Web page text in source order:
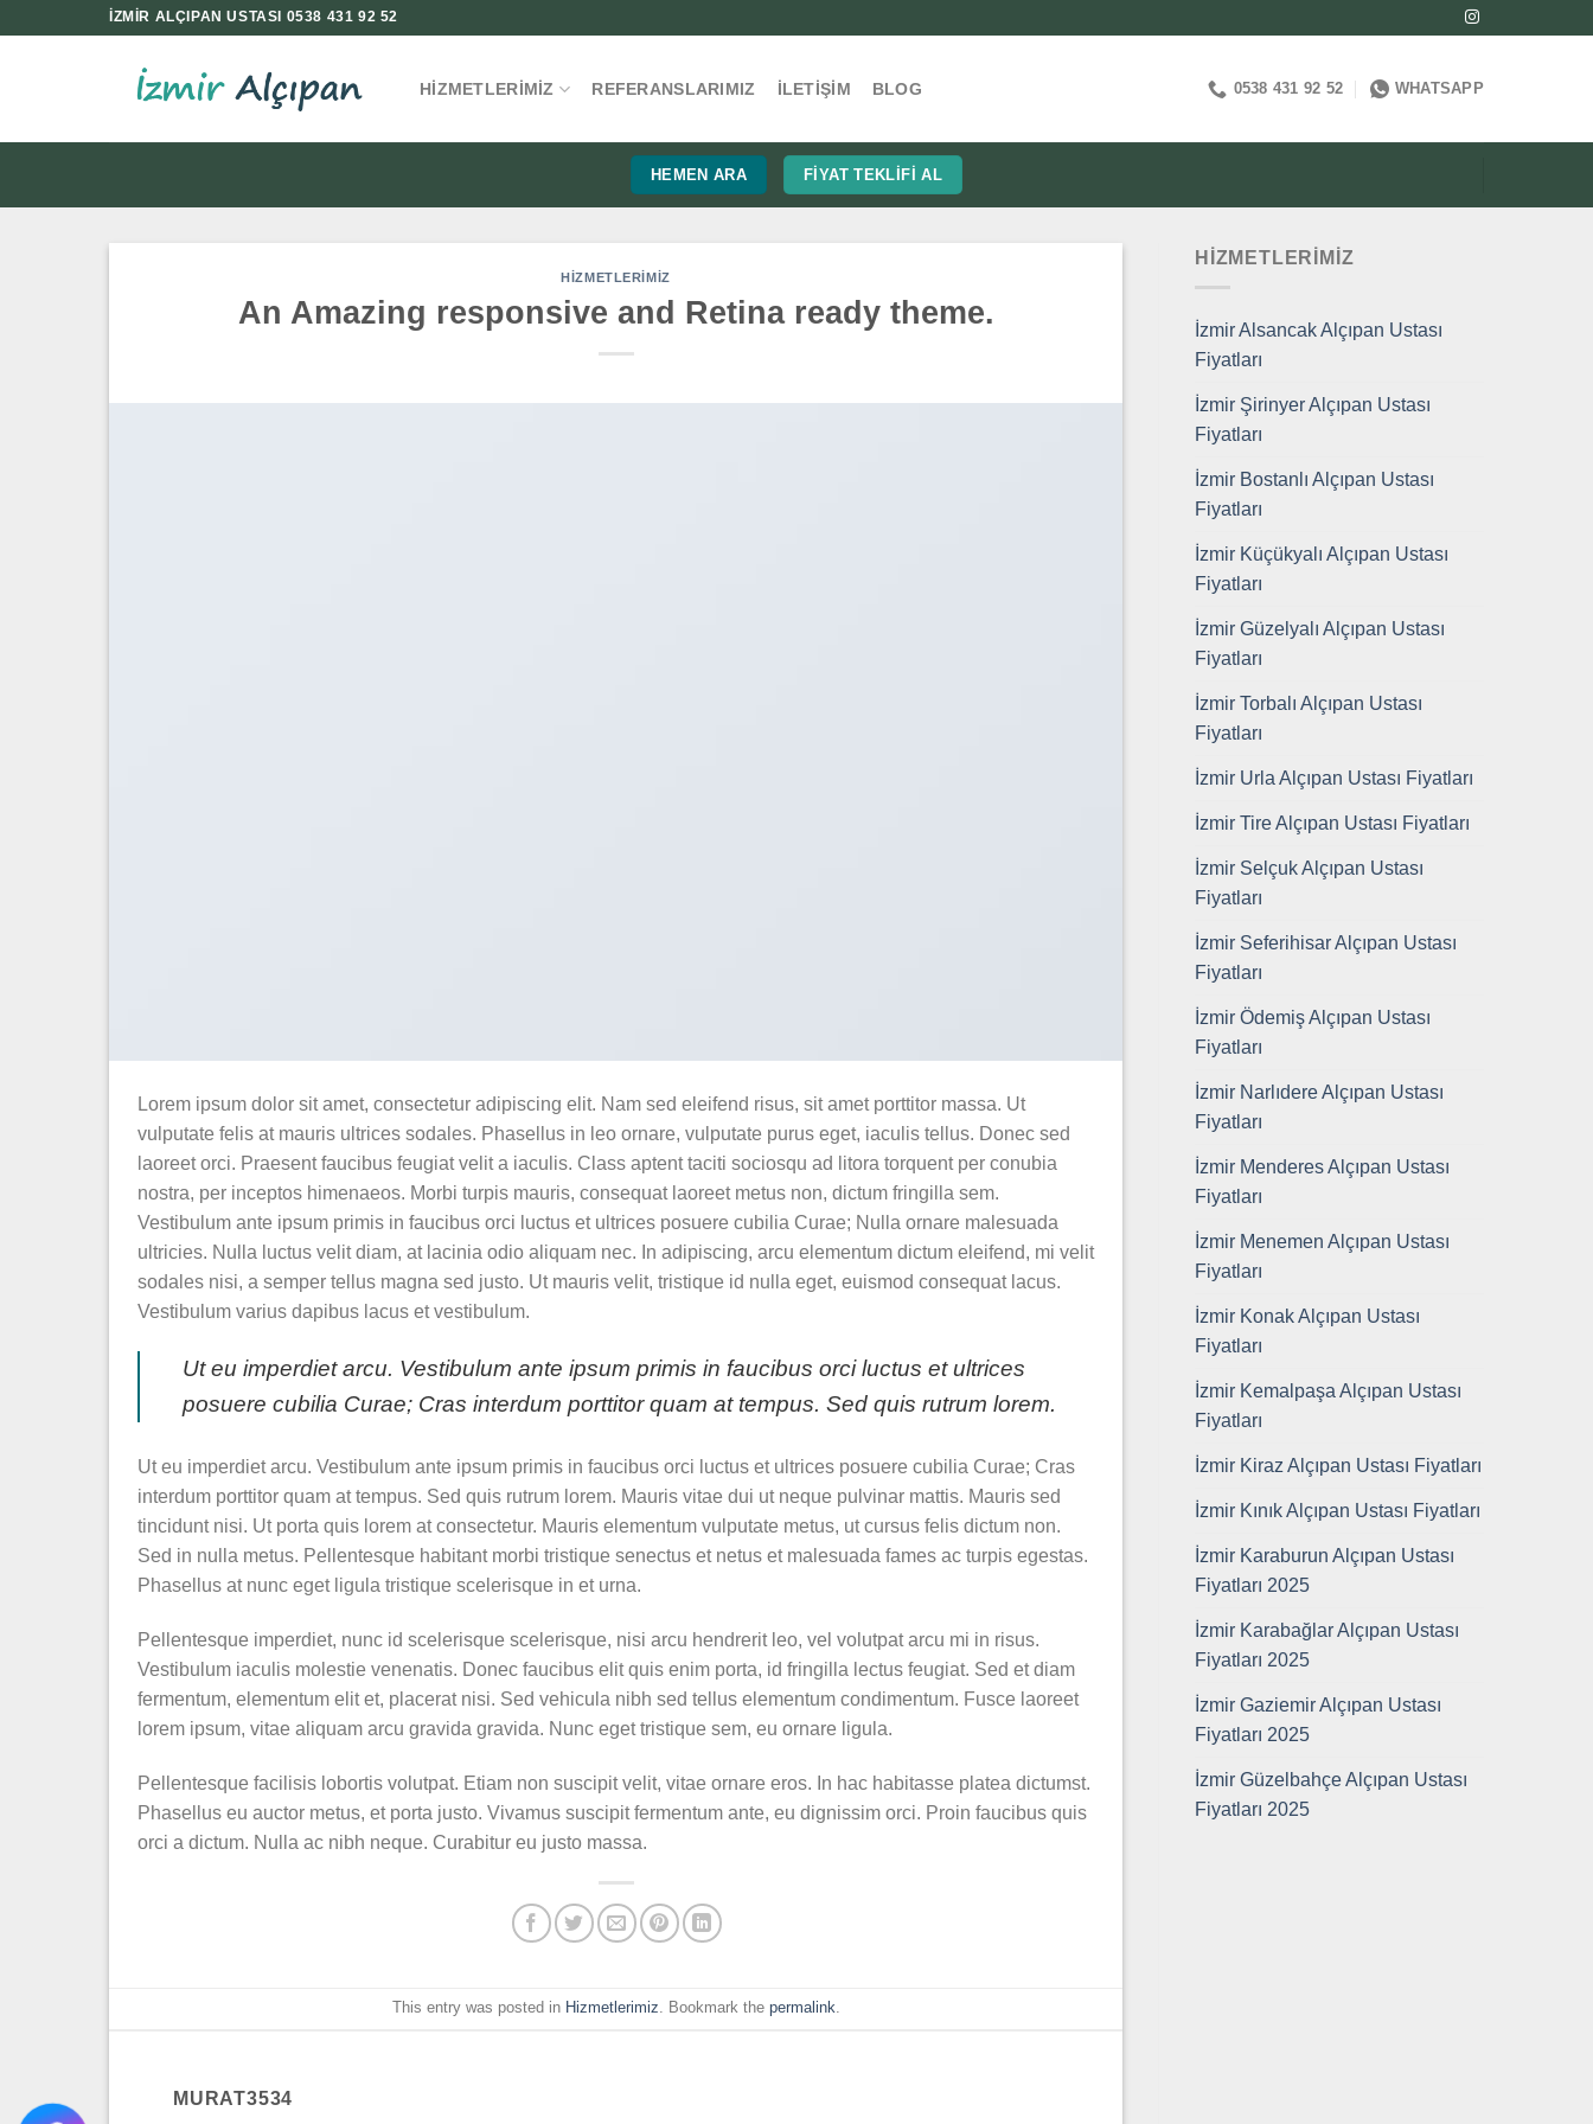
İZMİR ALÇIPAN USTASI 0538 431 92 52
HIZMETLERIMIZ REFERANSLARIMIZ İLETIŞIM BLOG 0538 431 92 52 WHATSAPP
HEMEN ARA FIYAT TEKLIFI AL
HIZMETLERIMIZ
An Amazing responsive and Retina ready theme.
Lorem ipsum dolor sit amet, consectetur adipiscing elit. Nam sed eleifend risus, sit amet porttitor massa. Ut
vulputate felis at mauris ultrices sodales. Phasellus in leo ornare, vulputate purus eget, iaculis tellus. Donec sed
laoreet orci. Praesent faucibus feugiat velit a iaculis. Class aptent taciti sociosqu ad litora torquent per conubia
nostra, per inceptos himenaeos. Morbi turpis mauris, consequat laoreet metus non, dictum fringilla sem.
Vestibulum ante ipsum primis in faucibus orci luctus et ultrices posuere cubilia Curae; Nulla ornare malesuada
ultricies. Nulla luctus velit diam, at lacinia odio aliquam nec. In adipiscing, arcu elementum dictum eleifend, mi velit
sodales nisi, a semper tellus magna sed justo. Ut mauris velit, tristique id nulla eget, euismod consequat lacus.
Vestibulum varius dapibus lacus et vestibulum.
Ut eu imperdiet arcu. Vestibulum ante ipsum primis in faucibus orci luctus et ultrices
posuere cubilia Curae; Cras interdum porttitor quam at tempus. Sed quis rutrum lorem.
Ut eu imperdiet arcu. Vestibulum ante ipsum primis in faucibus orci luctus et ultrices posuere cubilia Curae; Cras
interdum porttitor quam at tempus. Sed quis rutrum lorem. Mauris vitae dui ut neque pulvinar mattis. Mauris sed
tincidunt nisi. Ut porta quis lorem at consectetur. Mauris elementum vulputate metus, ut cursus felis dictum non.
Sed in nulla metus. Pellentesque habitant morbi tristique senectus et netus et malesuada fames ac turpis egestas.
Phasellus at nunc eget ligula tristique scelerisque in et urna.
Pellentesque imperdiet, nunc id scelerisque scelerisque, nisi arcu hendrerit leo, vel volutpat arcu mi in risus.
Vestibulum iaculis molestie venenatis. Donec faucibus elit quis enim porta, id fringilla lectus feugiat. Sed et diam
fermentum, elementum elit et, placerat nisi. Sed vehicula nibh sed tellus elementum condimentum. Fusce laoreet
lorem ipsum, vitae aliquam arcu gravida gravida. Nunc eget tristique sem, eu ornare ligula.
Pellentesque facilisis lobortis volutpat. Etiam non suscipit velit, vitae ornare eros. In hac habitasse platea dictumst.
Phasellus eu auctor metus, et porta justo. Vivamus suscipit fermentum ante, eu dignissim orci. Proin faucibus quis
orci a dictum. Nulla ac nibh neque. Curabitur eu justo massa.
This entry was posted in Hizmetlerimiz. Bookmark the permalink.
MURAT3534
HIZMETLERIMIZ
İzmir Alsancak Alçıpan Ustası
Fiyatları
İzmir Şirinyer Alçıpan Ustası
Fiyatları
İzmir Bostanlı Alçıpan Ustası
Fiyatları
İzmir Küçükyalı Alçıpan Ustası
Fiyatları
İzmir Güzelyalı Alçıpan Ustası
Fiyatları
İzmir Torbalı Alçıpan Ustası
Fiyatları
İzmir Urla Alçıpan Ustası Fiyatları
İzmir Tire Alçıpan Ustası Fiyatları
İzmir Selçuk Alçıpan Ustası
Fiyatları
İzmir Seferihisar Alçıpan Ustası
Fiyatları
İzmir Ödemiş Alçıpan Ustası
Fiyatları
İzmir Narlıdere Alçıpan Ustası
Fiyatları
İzmir Menderes Alçıpan Ustası
Fiyatları
İzmir Menemen Alçıpan Ustası
Fiyatları
İzmir Konak Alçıpan Ustası
Fiyatları
İzmir Kemalpaşa Alçıpan Ustası
Fiyatları
İzmir Kiraz Alçıpan Ustası Fiyatları
İzmir Kınık Alçıpan Ustası Fiyatları
İzmir Karaburun Alçıpan Ustası
Fiyatları 2025
İzmir Karabağlar Alçıpan Ustası
Fiyatları 2025
İzmir Gaziemir Alçıpan Ustası
Fiyatları 2025
İzmir Güzelbahçe Alçıpan Ustası
Fiyatları 2025